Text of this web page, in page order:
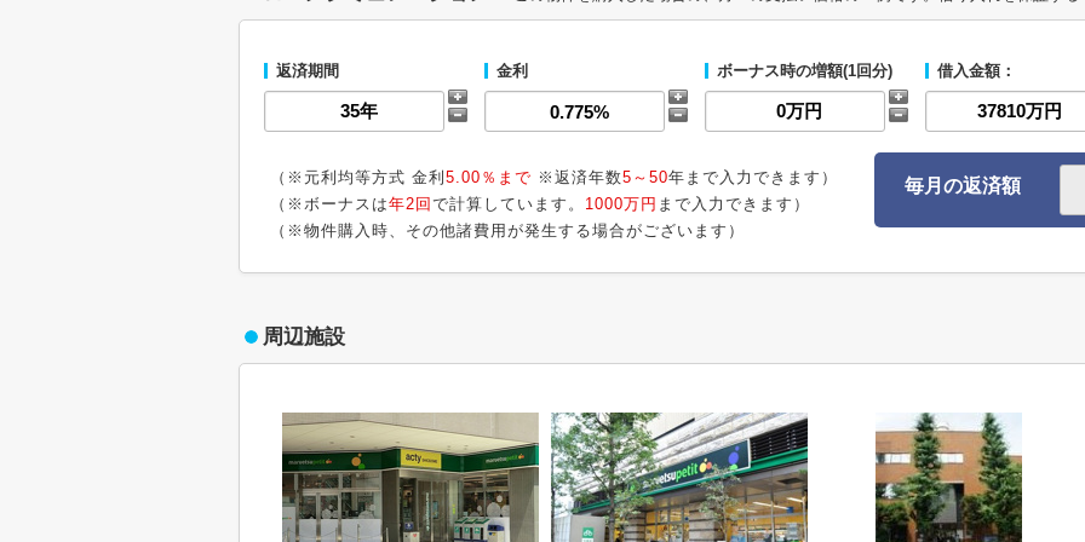
返済期間 金利 ボーナス時の増額(1回分) 借入金額：
（※元利均等方式 金利 5.00％まで ※返済年数5～50年まで入力できます）
（※ボーナスは年2回 で計算しています。 1000万円 まで入力できます）
（※物件購入時、その他諸費用が発生する場合がございます）
毎月の返済額
周辺施設